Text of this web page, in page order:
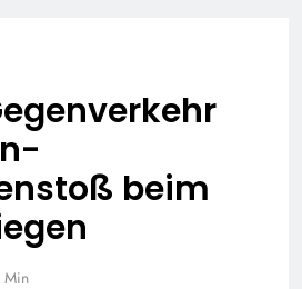
beim
Min